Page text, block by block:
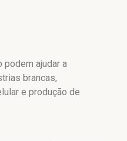
podem ajudar a
brancas,
e produção de